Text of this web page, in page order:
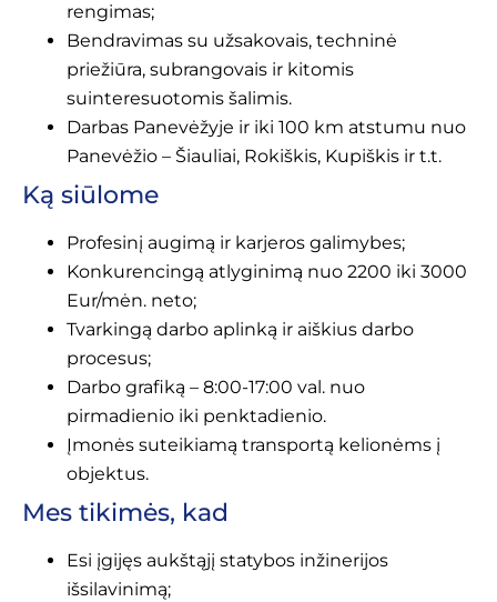
rengimas;
Bendravimas su užsakovais, techninė
priežiūra, subrangovais ir kitomis
suinteresuotomis šalimis.
Darbas Panevėžyje ir iki 100 km atstumu nuo
Panevėžio – Šiauliai, Rokiškis, Kupiškis ir t.t.
Ką siūlome
Profesinį augimą ir karjeros galimybes;
Konkurencingą atlyginimą nuo 2200 iki 3000
Eur/mėn. neto;
Tvarkingą darbo aplinką ir aiškius darbo
procesus;
Darbo grafiką – 8:00-17:00 val. nuo
pirmadienio iki penktadienio.
Įmonės suteikiamą transportą kelionėms į
objektus.
Mes tikimės, kad
Esi įgijęs aukštąjį statybos inžinerijos
išsilavinimą;